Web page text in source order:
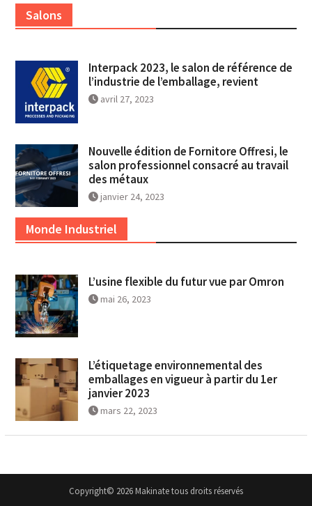
Salons
Interpack 2023, le salon de référence de
l’industrie de l’emballage, revient
avril 27, 2023
Nouvelle édition de Fornitore Offresi, le
salon professionnel consacré au travail
des métaux
janvier 24, 2023
Monde Industriel
L’usine flexible du futur vue par Omron
mai 26, 2023
L’étiquetage environnemental des
emballages en vigueur à partir du 1er
janvier 2023
mars 22, 2023
Copyright© 2026 Makinate tous droits réservés